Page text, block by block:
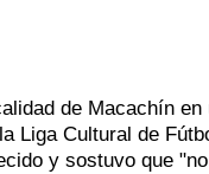
de Macachín
Liga Cultural de
y sostuvo que